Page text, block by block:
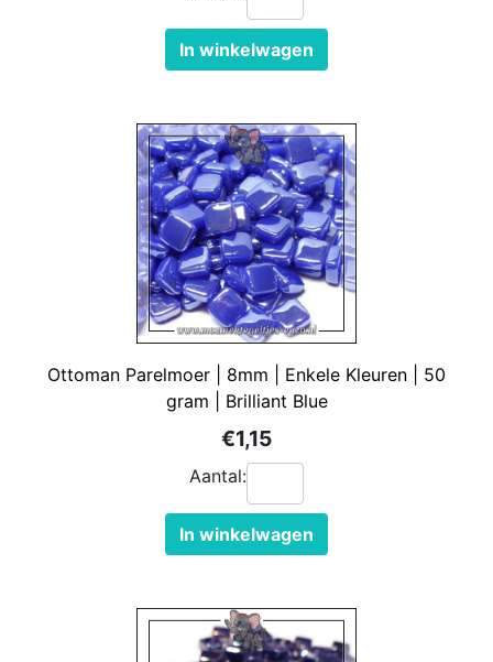
In winkelwagen
Ottoman Parelmoer | 8mm | Enkele Kleuren | 50
gram | Brilliant Blue
€1,15
Aantal:
In winkelwagen